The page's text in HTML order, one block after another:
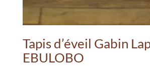
Tapis d’éveil Gabin
EBULOBO